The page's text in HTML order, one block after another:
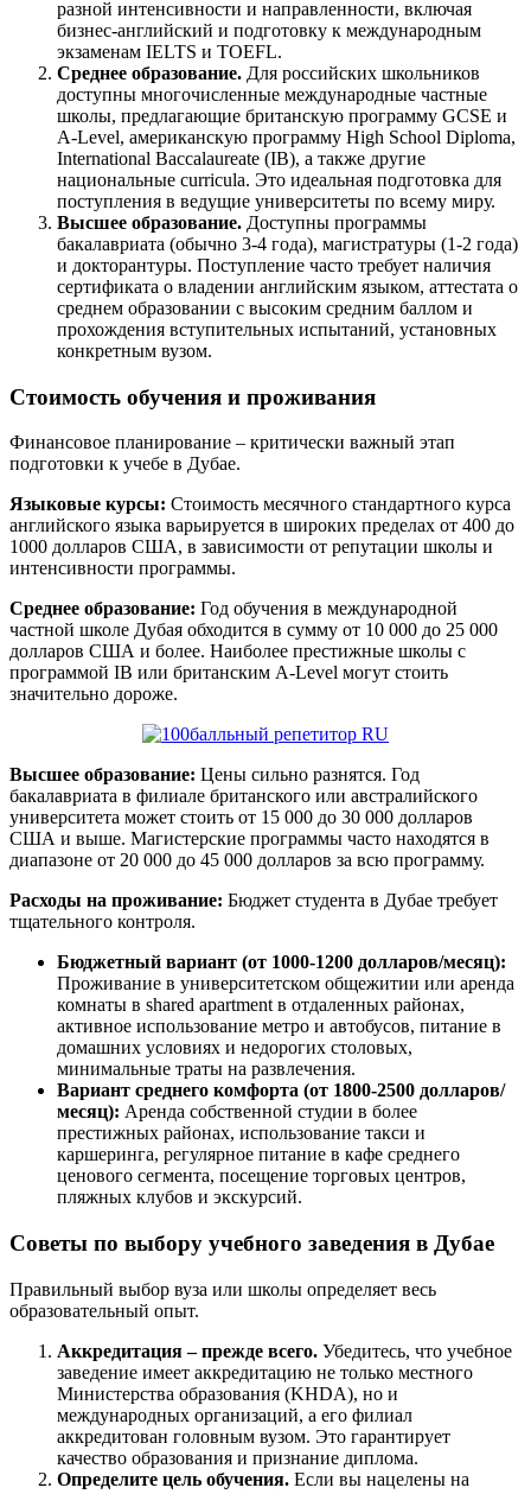
разной интенсивности и направленности, включая
бизнес-английский и подготовку к международным
экзаменам IELTS и TOEFL.
Среднее образование. Для российских школьников
доступны многочисленные международные частные
школы, предлагающие британскую программу GCSE и
A-Level, американскую программу High School Diploma,
International Baccalaureate (IB), а также другие
национальные curricula. Это идеальная подготовка для
поступления в ведущие университеты по всему миру.
Высшее образование. Доступны программы
бакалавриата (обычно 3-4 года), магистратуры (1-2 года)
и докторантуры. Поступление часто требует наличия
сертификата о владении английским языком, аттестата о
среднем образовании с высоким средним баллом и
прохождения вступительных испытаний, установных
конкретным вузом.
Стоимость обучения и проживания
Финансовое планирование – критически важный этап
подготовки к учебе в Дубае.
Языковые курсы: Стоимость месячного стандартного курса
английского языка варьируется в широких пределах от 400 до
1000 долларов США, в зависимости от репутации школы и
интенсивности программы.
Среднее образование: Год обучения в международной
частной школе Дубая обходится в сумму от 10 000 до 25 000
долларов США и более. Наиболее престижные школы с
программой IB или британским A-Level могут стоить
значительно дороже.
Высшее образование: Цены сильно разнятся. Год
бакалавриата в филиале британского или австралийского
университета может стоить от 15 000 до 30 000 долларов
США и выше. Магистерские программы часто находятся в
диапазоне от 20 000 до 45 000 долларов за всю программу.
Расходы на проживание: Бюджет студента в Дубае требует
тщательного контроля.
Бюджетный вариант (от 1000-1200 долларов/месяц):
Проживание в университетском общежитии или аренда
комнаты в shared apartment в отдаленных районах,
активное использование метро и автобусов, питание в
домашних условиях и недорогих столовых,
минимальные траты на развлечения.
Вариант среднего комфорта (от 1800-2500 долларов/
месяц): Аренда собственной студии в более
престижных районах, использование такси и
каршеринга, регулярное питание в кафе среднего
ценового сегмента, посещение торговых центров,
пляжных клубов и экскурсий.
Советы по выбору учебного заведения в Дубае
Правильный выбор вуза или школы определяет весь
образовательный опыт.
Аккредитация – прежде всего. Убедитесь, что учебное
заведение имеет аккредитацию не только местного
Министерства образования (KHDA), но и
международных организаций, а его филиал
аккредитован головным вузом. Это гарантирует
качество образования и признание диплома.
Определите цель обучения. Если вы нацелены на